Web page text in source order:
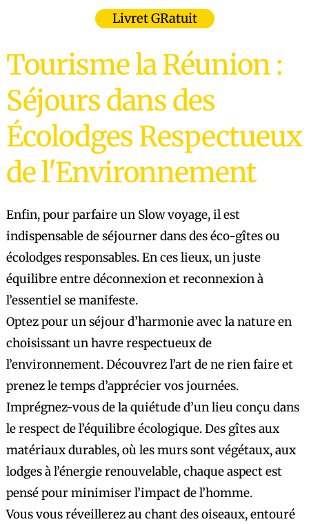
Livret GRatuit
Tourisme la Réunion :
Séjours dans des
Écolodges Respectueux
de l'Environnement
Enfin, pour parfaire un Slow voyage, il est
indispensable de séjourner dans des éco-gîtes ou
écolodges responsables. En ces lieux, un juste
équilibre entre déconnexion et reconnexion à
l’essentiel se manifeste.
Optez pour un séjour d’harmonie avec la nature en
choisissant un havre respectueux de
l’environnement. Découvrez l’art de ne rien faire et
prenez le temps d’apprécier vos journées.
Imprégnez-vous de la quiétude d’un lieu conçu dans
le respect de l’équilibre écologique. Des gîtes aux
matériaux durables, où les murs sont végétaux, aux
lodges à l’énergie renouvelable, chaque aspect est
pensé pour minimiser l’impact de l’homme.
Vous vous réveillerez au chant des oiseaux, entouré